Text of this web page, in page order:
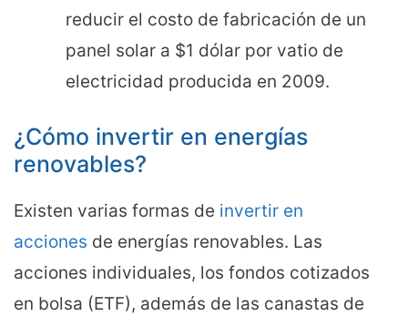
reducir el costo de fabricación de un
panel solar a $1 dólar por vatio de
electricidad producida en 2009.
¿Cómo invertir en energías
renovables?
Existen varias formas de invertir en
acciones de energías renovables. Las
acciones individuales, los fondos cotizados
en bolsa (ETF), además de las canastas de